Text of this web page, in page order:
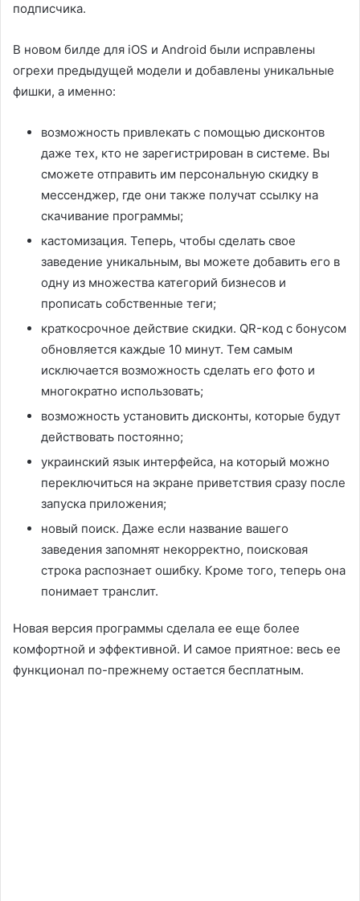
подписчика.
В новом билде для iOS и Android были исправлены
огрехи предыдущей модели и добавлены уникальные
фишки, а именно:
возможность привлекать с помощью дисконтов
даже тех, кто не зарегистрирован в системе. Вы
сможете отправить им персональную скидку в
мессенджер, где они также получат ссылку на
скачивание программы;
кастомизация. Теперь, чтобы сделать свое
заведение уникальным, вы можете добавить его в
одну из множества категорий бизнесов и
прописать собственные теги;
краткосрочное действие скидки. QR-код с бонусом
обновляется каждые 10 минут. Тем самым
исключается возможность сделать его фото и
многократно использовать;
возможность установить дисконты, которые будут
действовать постоянно;
украинский язык интерфейса, на который можно
переключиться на экране приветствия сразу после
запуска приложения;
новый поиск. Даже если название вашего
заведения запомнят некорректно, поисковая
строка распознает ошибку. Кроме того, теперь она
понимает транслит.
Новая версия программы сделала ее еще более
комфортной и эффективной. И самое приятное: весь ее
функционал по-прежнему остается бесплатным.